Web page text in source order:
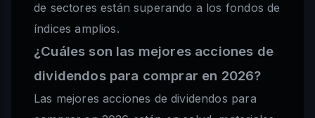
de sectores están superando a los fondos de
índices amplios.
¿Cuáles son las mejores acciones de
dividendos para comprar en 2026?
Las mejores acciones de dividendos para